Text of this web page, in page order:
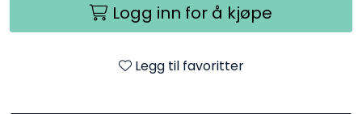
Logg inn for å kjøpe
Legg til favoritter